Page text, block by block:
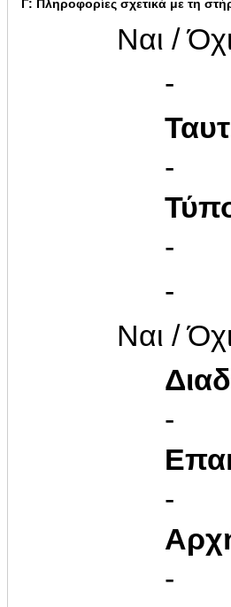
Γ: Πληροφορίες σχετικά με τη
Ναι / Όχι
-
-
-
-
Ναι / Όχι
-
-
-